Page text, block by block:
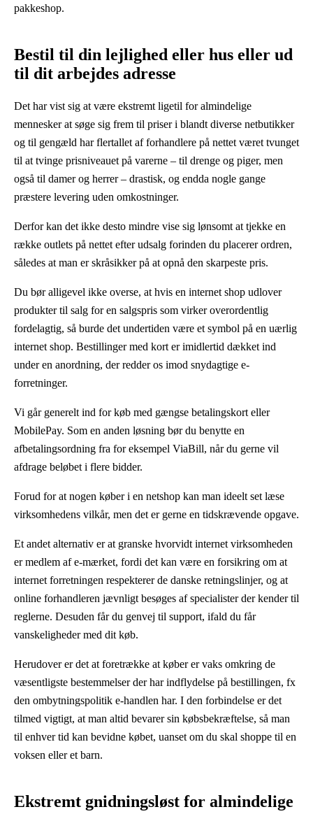
pakkeshop.
Bestil til din lejlighed eller hus eller ud
til dit arbejdes adresse
Det har vist sig at være ekstremt ligetil for almindelige
mennesker at søge sig frem til priser i blandt diverse netbutikker
og til gengæld har flertallet af forhandlere på nettet været tvunget
til at tvinge prisniveauet på varerne – til drenge og piger, men
også til damer og herrer – drastisk, og endda nogle gange
præstere levering uden omkostninger.
Derfor kan det ikke desto mindre vise sig lønsomt at tjekke en
række outlets på nettet efter udsalg forinden du placerer ordren,
således at man er skråsikker på at opnå den skarpeste pris.
Du bør alligevel ikke overse, at hvis en internet shop udlover
produkter til salg for en salgspris som virker overordentlig
fordelagtig, så burde det undertiden være et symbol på en uærlig
internet shop. Bestillinger med kort er imidlertid dækket ind
under en anordning, der redder os imod snydagtige e-
forretninger.
Vi går generelt ind for køb med gængse betalingskort eller
MobilePay. Som en anden løsning bør du benytte en
afbetalingsordning fra for eksempel ViaBill, når du gerne vil
afdrage beløbet i flere bidder.
Forud for at nogen køber i en netshop kan man ideelt set læse
virksomhedens vilkår, men det er gerne en tidskrævende opgave.
Et andet alternativ er at granske hvorvidt internet virksomheden
er medlem af e-mærket, fordi det kan være en forsikring om at
internet forretningen respekterer de danske retningslinjer, og at
online forhandleren jævnligt besøges af specialister der kender til
reglerne. Desuden får du genvej til support, ifald du får
vanskeligheder med dit køb.
Herudover er det at foretrække at køber er vaks omkring de
væsentligste bestemmelser der har indflydelse på bestillingen, fx
den ombytningspolitik e-handlen har. I den forbindelse er det
tilmed vigtigt, at man altid bevarer sin købsbekræftelse, så man
til enhver tid kan bevidne købet, uanset om du skal shoppe til en
voksen eller et barn.
Ekstremt gnidningsløst for almindelige